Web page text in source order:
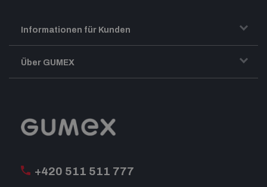
+420 511 511 777
Informationen für Kunden
Transport und Warenversand
Reklamation
Über GUMEX
GUMEX stellt sich vor